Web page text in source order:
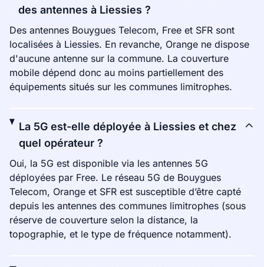
des antennes à Liessies ?
Des antennes Bouygues Telecom, Free et SFR sont
localisées à Liessies. En revanche, Orange ne dispose
d'aucune antenne sur la commune. La couverture
mobile dépend donc au moins partiellement des
équipements situés sur les communes limitrophes.
La 5G est-elle déployée à Liessies et chez
quel opérateur ?
Oui, la 5G est disponible via les antennes 5G
déployées par Free. Le réseau 5G de Bouygues
Telecom, Orange et SFR est susceptible d’être capté
depuis les antennes des communes limitrophes (sous
réserve de couverture selon la distance, la
topographie, et le type de fréquence notamment).